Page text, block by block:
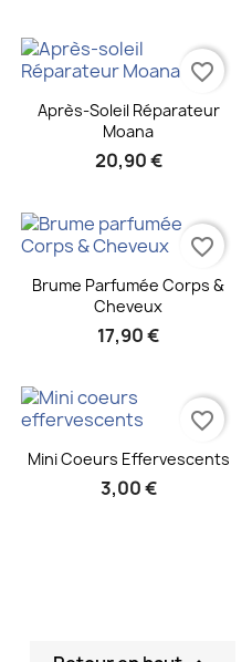
Aperçu rapide
Après-Soleil Réparateur
Moana
20,90 €
favorite_border
Aperçu rapide
Brume Parfumée Corps &
Cheveux
17,90 €
favorite_border
Aperçu rapide
Mini Coeurs Effervescents
3,00 €
favorite_border